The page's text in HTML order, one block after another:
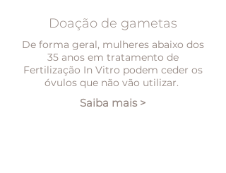
Doação de gametas
De forma geral, mulheres abaixo dos
35 anos em tratamento de
Fertilização In Vitro podem ceder os
óvulos que não vão utilizar.
Saiba mais >